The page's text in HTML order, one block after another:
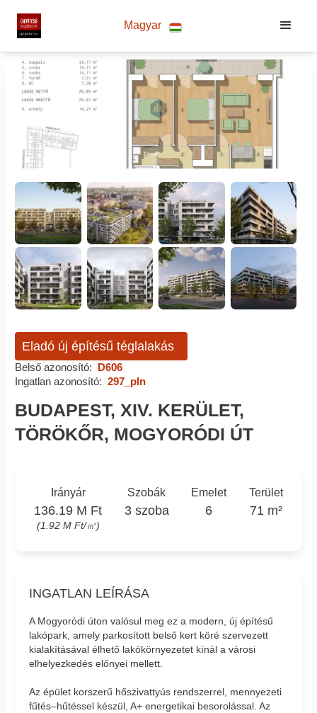
Magyar
Eladó új építésű téglalakás
Belső azonosító: D606
Ingatlan azonosító: 297_pln
BUDAPEST, XIV. KERÜLET,
TÖRÖKŐR, MOGYORÓDI ÚT
Irányár
136.19 M Ft
(1.92 M Ft/㎡)
Szobák
3 szoba
Emelet
6
Terület
71 m²
INGATLAN LEÍRÁSA
A Mogyoródi úton valósul meg ez a modern, új építésű
lakópark, amely parkosított belső kert köré szervezett
kialakításával élhető lakókörnyezetet kínál a városi
elhelyezkedés előnyei mellett.
Az épület korszerű hőszivattyús rendszerrel, mennyezeti
fűtés–hűtéssel készül, A+ energetikai besorolással. Az